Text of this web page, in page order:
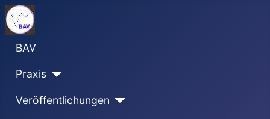
BAV
Praxis
Veröffentlichungen